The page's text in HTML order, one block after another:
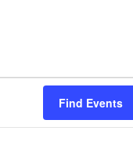
Find Events